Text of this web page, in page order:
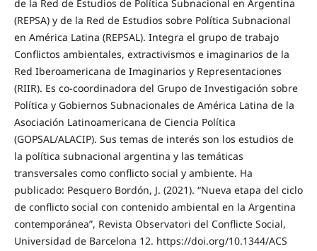
de la Red de Estudios de Política Subnacional en Argentina
(REPSA) y de la Red de Estudios sobre Política Subnacional
en América Latina (REPSAL). Integra el grupo de trabajo
Conflictos ambientales, extractivismos e imaginarios de la
Red Iberoamericana de Imaginarios y Representaciones
(RIIR). Es co-coordinadora del Grupo de Investigación sobre
Política y Gobiernos Subnacionales de América Latina de la
Asociación Latinoamericana de Ciencia Política
(GOPSAL/ALACIP). Sus temas de interés son los estudios de
la política subnacional argentina y las temáticas
transversales como conflicto social y ambiente. Ha
publicado: Pesquero Bordón, J. (2021). “Nueva etapa del ciclo
de conflicto social con contenido ambiental en la Argentina
contemporánea”, Revista Observatori del Conflicte Social,
Universidad de Barcelona 12. https://doi.org/10.1344/ACS